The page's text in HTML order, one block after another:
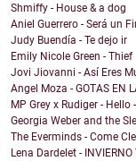
Shmiffy - House & a dog
Aniel Guerrero - Será un
Judy Buendía - Te dejo ir
Emily Nicole Green - Thief
Jovi Jiovanni - Así Eres
Angel Moza - GOTAS EN
MP Grey x Rudiger - Hello
Georgia Weber and the
The Everminds - Come
Lena Dardelet - INVIERNO